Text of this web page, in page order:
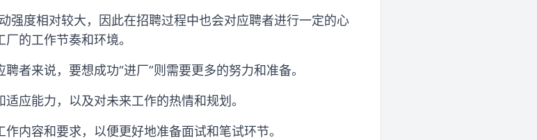
强度相对较大，因此在招聘过程中也会对应聘者进行一定的心
的工作节奏和环境。
者来说，要想成功“进厂”则需要更多的努力和准备。
应能力，以及对未来工作的热情和规划。
内容和要求，以便更好地准备面试和笔试环节。